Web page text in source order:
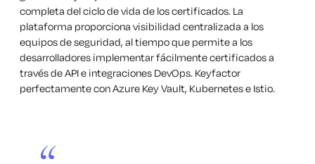
completa del ciclo de vida de los certificados. La
plataforma proporciona visibilidad centralizada a los
equipos de seguridad, al tiempo que permite a los
desarrolladores implementar fácilmente certificados a
través de API e integraciones DevOps. Keyfactor
perfectamente con Azure Key Vault, Kubernetes e Istio.